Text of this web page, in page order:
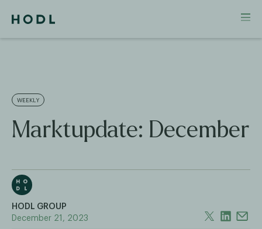
WEEKLY
Marktupdate: December
HODL GROUP
December 21, 2023